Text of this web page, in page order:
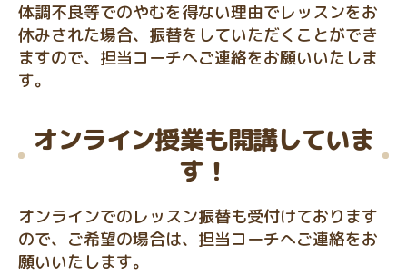
体調不良等でのやむを得ない理由でレッスンをお
休みされた場合、振替をしていただくことができ
ますので、担当コーチへご連絡をお願いいたしま
す。
オンライン授業も開講していま
す！
オンラインでのレッスン振替も受付けております
ので、ご希望の場合は、担当コーチへご連絡をお
願いいたします。